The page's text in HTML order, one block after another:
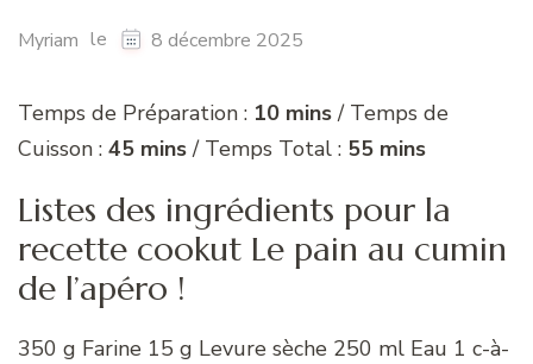
Myriam le 8 décembre 2025
Temps de Préparation : 10 mins/ Temps de
Cuisson : 45 mins/ Temps Total : 55 mins
Listes des ingrédients pour la
recette cookut Le pain au cumin
de l’apéro !
350 g Farine 15 g Levure sèche 250 ml Eau 1 c-à-